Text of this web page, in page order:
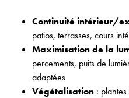
Continuité intérieur/
patios, terrasses, cours
Maximisation de la
percements, puits de
adaptées
Végétalisation :